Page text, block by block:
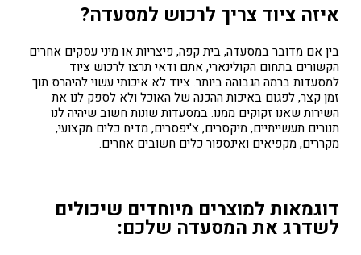
איזה ציוד צריך לרכוש למסעדה?
בין אם מדובר במסעדה, בית קפה, פיצריות או מיני עסקים אחרים
הקשורים בתחום הקולינארי, אתם ודאי תרצו לרכוש ציוד
למסעדות ברמה הגבוהה ביותר. ציוד לא איכותי עשוי להיהרס תוך
זמן קצר, לפגום באיכות ההכנה של האוכל ולא לספק לנו את
השירות שאנו זקוקים ממנו. במסעדות שונות חשוב שיהיה לנו
תנורים תעשייתיים, מיקסרים, צ'יפסרים, מדיח כלים מקצועי,
מקררים, מקפיאים ואינספור כלים חשובים אחרים.
דוגמאות למוצרים מיוחדים שיכולים
לשדרג את המסעדה שלכם: